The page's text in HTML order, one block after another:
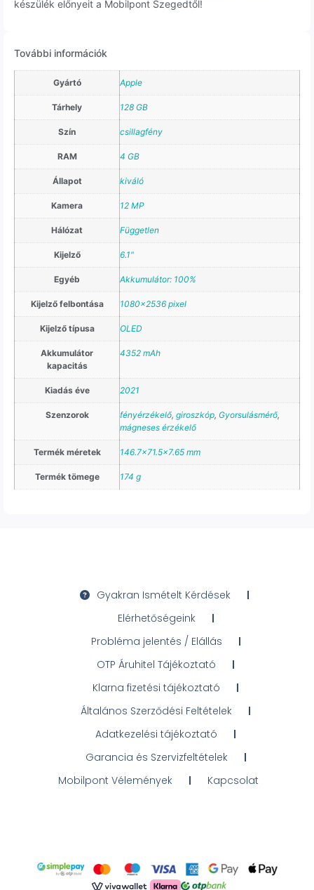
készülék előnyeit a Mobilpont Szegedtől!
További információk
Gyártó Apple
Tárhely 128 GB
Szín csillagfény
RAM 4 GB
Állapot kiváló
Kamera 12 MP
Hálózat Független
Kijelző 6.1"
Egyéb Akkumulátor: 100%
Kijelző felbontása 1080×2536 pixel
Kijelző típusa OLED
Akkumulátor
kapacitás
4352 mAh
Kiadás éve 2021
Szenzorok fényérzékelő, giroszkóp, Gyorsulásmérő,
mágneses érzékelő
Termék méretek 146.7×71.5×7.65 mm
Termék tömege 174 g
Gyakran Ismételt Kérdések
Elérhetőségeink
Probléma jelentés / Elállás
OTP Áruhitel Tájékoztató
Klarna fizetési tájékoztató
Általános Szerződési Feltételek
Adatkezelési tájékoztató
Garancia és Szervizfeltételek
Mobilpont Vélemények
Kapcsolat